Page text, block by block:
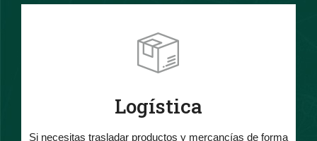
Logística
Si necesitas trasladar productos y mercancías de forma